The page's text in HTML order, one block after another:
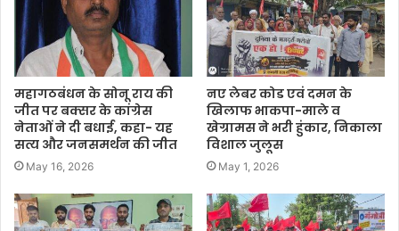
महागठबंधन के सोनू राय की
जीत पर बक्सर के कांग्रेस
नेताओं ने दी बधाई, कहा- यह
सत्य और जनसमर्थन की जीत
May 16, 2026
नए लेबर कोड एवं दमन के
खिलाफ भाकपा-माले व
खेग्रामस ने भरी हुंकार, निकाला
विशाल जुलूस
May 1, 2026